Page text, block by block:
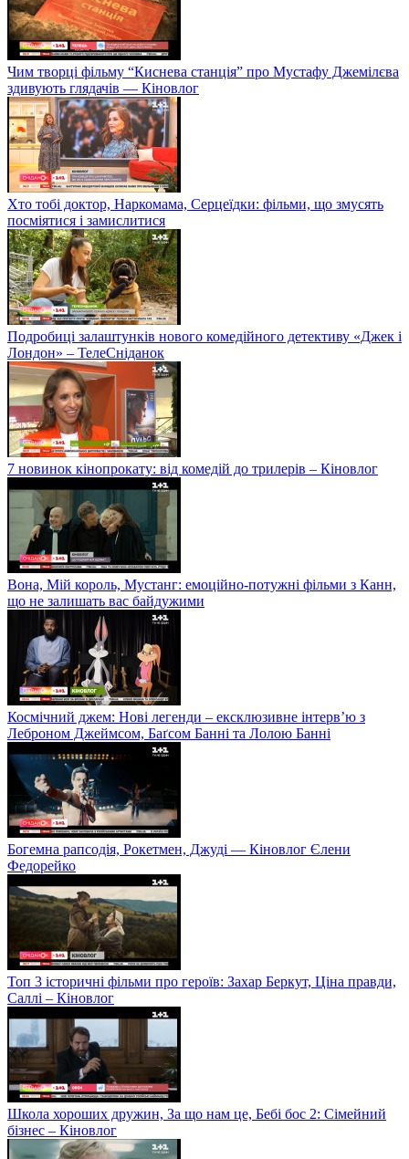
Чим творці фільму “Киснева станція” про Мустафу Джемілєва
здивують глядачів — Кіновлог
Хто тобі доктор, Наркомама, Серцеїдки: фільми, що змусять
посміятися і замислитися
Подробиці залаштунків нового комедійного детективу «Джек і
Лондон» – ТелеСніданок
7 новинок кінопрокату: від комедій до трилерів – Кіновлог
Вона, Мій король, Мустанг: емоційно-потужні фільми з Канн,
що не залишать вас байдужими
Космічний джем: Нові легенди – ексклюзивне інтерв’ю з
Леброном Джеймсом, Баґсом Банні та Лолою Банні
Богемна рапсодія, Рокетмен, Джуді — Кіновлог Єлени
Федорейко
Топ 3 історичні фільми про героїв: Захар Беркут, Ціна правди,
Саллі – Кіновлог
Школа хороших дружин, За що нам це, Бебі бос 2: Сімейний
бізнес – Кіновлог